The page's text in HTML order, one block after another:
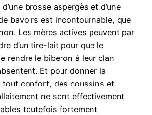
brosse aspergès et d’une
bavoirs est incontournable, que
Les mères actives peuvent par
d’un tire-lait pour que le
rendre le biberon à leur clan
Et pour donner la
tout confort, des coussins et
ne sont effectivement
toutefois fortement